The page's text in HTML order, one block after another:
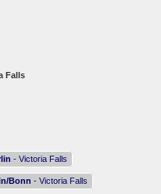
Falls
- Victoria Falls
Bonn - Victoria Falls